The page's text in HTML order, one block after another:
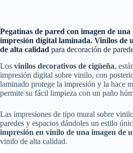
Pegatinas de pared con imagen de
impresión digital laminada. Vinilos de
de alta calidad para decoración de
Los vinilos decorativos de cigüeña,
impresión digital sobre vinilo, con
laminado protege la impresión y la hace
permite su fácil limpieza con un paño
Las impresiones de tipo mural sobre
paredes y espacios dándoles un estilo
impresión en vinilo de una imagen de
vinilo de alta calidad.